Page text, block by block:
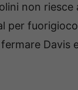
non
per
Davis